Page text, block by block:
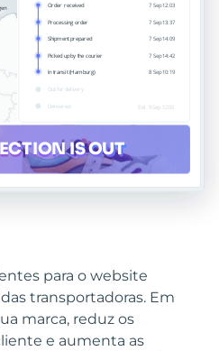
para o website
transportadoras. Em
marca, reduz os
e aumenta as